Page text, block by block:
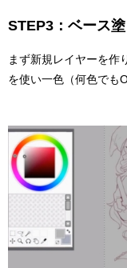
STEP3：ベース塗
まず新規レイヤーを作
を使い一色（何色でも